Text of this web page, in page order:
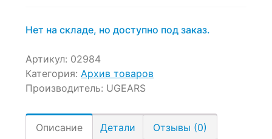
2,990 ₽.
Нет на складе, но доступно под заказ.
Артикул: 02984
Категория: Архив товаров
Производитель: UGEARS
Описание Детали Отзывы (0)